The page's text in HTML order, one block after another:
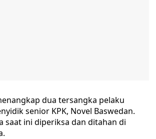
dua tersangka pelaku
senior KPK, Novel Baswedan.
saat ini diperiksa dan ditahan di